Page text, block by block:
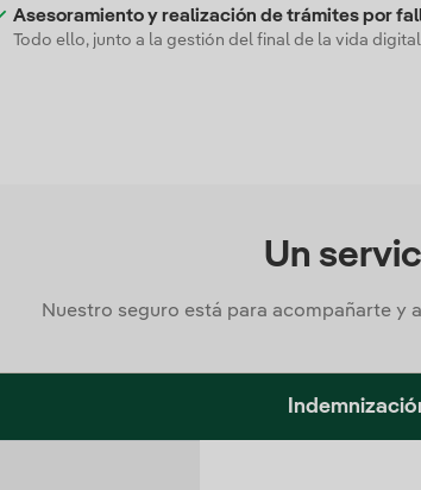
Asesoramiento y realización de trámites por
Todo ello, junto a la gestión del final de la vida
Un
Nuestro seguro está para acompañarte y